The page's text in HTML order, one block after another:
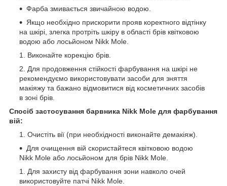
Фарба змивається звичайною водою.
Якщо необхідно прискорити прояв коректного відтінку
на шкірі, злегка протріть шкіру в області брів квітковою
водою або лосьйоном Nikk Mole.
Виконайте корекцію брів.
Для продовження стійкості фарбування на шкірі не
рекомендуємо використовувати засоби для зняття
макіяжу та бажано відмовитися від косметичних засобів
в зоні брів.
Спосіб застосування барвника Nikk Mole для фарбування
вій:
Очистіть вії (при необхідності виконайте демакіяж).
Для очищення вій скористайтеся квітковою водою
Nikk Mole або лосьйоном для брів Nikk Mole.
Для захисту від фарбування зони навколо очей
використовуйте патчі Nikk Mole.